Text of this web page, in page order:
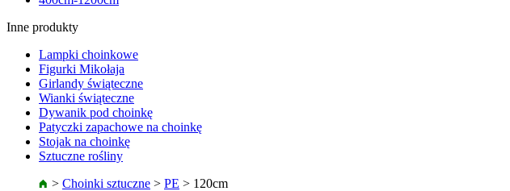
Inne produkty
Lampki choinkowe
Figurki Mikołaja
Girlandy świąteczne
Wianki świąteczne
Dywanik pod choinkę
Patyczki zapachowe na choinkę
Stojak na choinkę
Sztuczne rośliny
> Choinki sztuczne > PE > 120cm